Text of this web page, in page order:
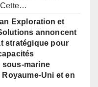
Exploration et
annoncent
stratégique pour
marine
Uni et en